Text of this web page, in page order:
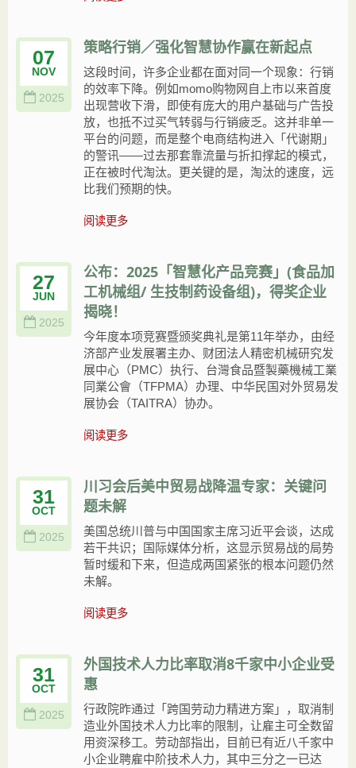
07
NOV
2025
策略行销／强化智慧协作赢在新起点
这段时间，许多企业都在面对同一个现象：行销
的效率下降。例如momo购物网自上市以来首度
出现营收下滑，即使有庞大的用户基础与广告投
放，也抵不过买气转弱与行销疲乏。这并非单一
平台的问题，而是整个电商结构进入「代谢期」
的警讯——过去那套靠流量与折扣撑起的模式，
正在被时代淘汰。更关键的是，淘汰的速度，远
比我们预期的快。
阅读更多
27
JUN
2025
公布：2025「智慧化产品竞赛」(食品加
工机械组/ 生技制药设备组)，得奖企业
揭晓！
今年度本项竞赛暨颁奖典礼是第11年举办，由经
济部产业发展署主办、财团法人精密机械研究发
展中心（PMC）执行、台灣食品暨製藥機械工業
同業公會（TFPMA）办理、中华民国对外贸易发
展协会（TAITRA）协办。
阅读更多
31
OCT
2025
川习会后美中贸易战降温专家：关键问
题未解
美国总统川普与中国国家主席习近平会谈，达成
若干共识；国际媒体分析，这显示贸易战的局势
暂时缓和下来，但造成两国紧张的根本问题仍然
未解。
阅读更多
31
OCT
2025
外国技术人力比率取消8千家中小企业受
惠
行政院昨通过「跨国劳动力精进方案」，取消制
造业外国技术人力比率的限制，让雇主可全数留
用资深移工。劳动部指出，目前已有近八千家中
小企业聘雇中阶技术人力，其中三分之一已达